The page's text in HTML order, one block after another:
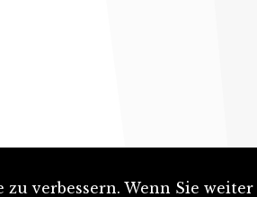
verbessern. Wenn Sie